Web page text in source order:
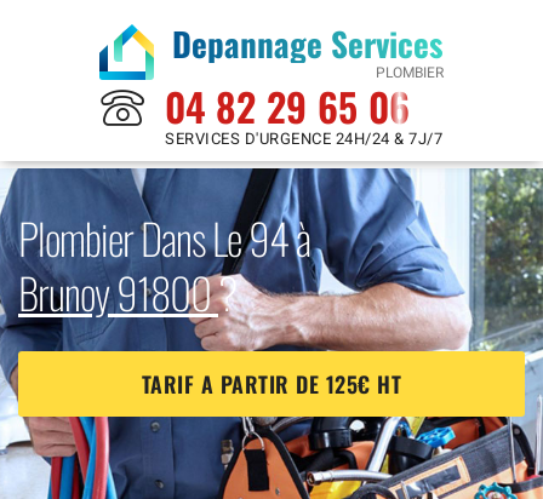
Depannage Services
PLOMBIER
04 82 29 65 06
SERVICES D'URGENCE 24H/24 & 7J/7
Plombier Dans Le 94 à
Brunoy 91800?
TARIF A PARTIR DE 125€ HT